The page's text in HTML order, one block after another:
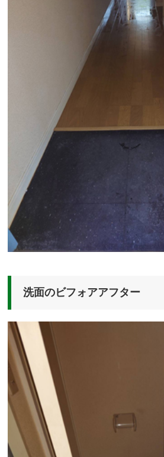
洗面のビフォアアフター